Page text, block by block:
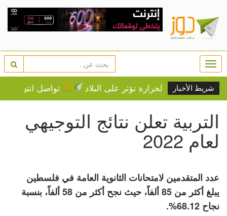
شريط الأخبار
شديدة الحرارة تؤثر على البلاد تواصل انتهاكات
التربية تعلن نتائج التوجيهي
لعام 2022
عدد المتقدمين لامتحانات الثانوية العامة في فلسطين
يبلغ أكثر من 85 ألفاً، حيث نجح أكثر من 58 ألفاً، بنسبة
نجاح 68.12%.